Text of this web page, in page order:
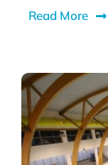
Read More